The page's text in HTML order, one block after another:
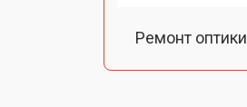
Ремонт оптики